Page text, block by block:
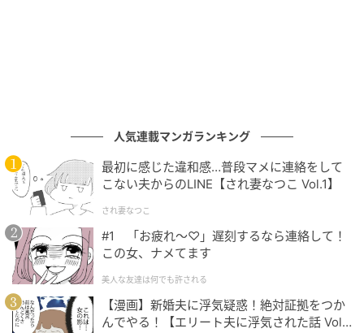
じわじわ汗をかき、一気にクールダウンする「サウ
ナ」を連想したあなたは、蓄積したモヤモヤを今すぐ
強制終了させたいという衝動に駆られているようで
す。頭の中で思考が止まらない状態に陥りやすく、そ
のノイズをかき消すためのアプローチを求めている証
拠と言えそうです。
お気に入りのウェアで息が上がるまでランニングをし
てみたり、無心で体を動かしたりして、物理的に汗と
人気連載マンガランキング
最初に感じた違和感…普段マメに連絡をして
こない夫からのLINE【され妻なつこ Vol.1】
され妻なつこ
#1 「お疲れ〜♡」遅刻するなら連絡して！
この女、ナメてます
美人な友達は何でも許される
【漫画】新婚夫に浮気疑惑！絶対証拠をつか
んでやる！【エリート夫に浮気された話 Vol.